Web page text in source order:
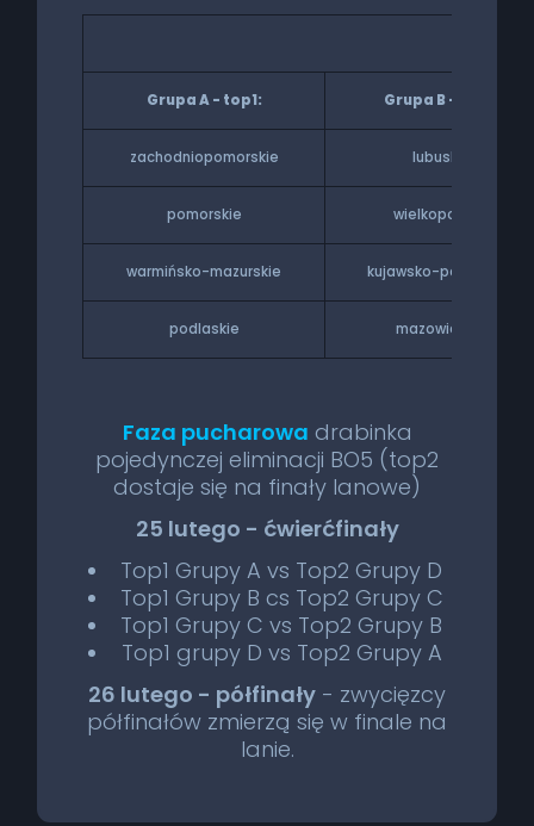
Grupa A - top1: Grupa B - top1:
zachodniopomorskie lubuskie
pomorskie wielkopolskie
warmińsko-mazurskie kujawsko-pomorskie
podlaskie mazowieckie
Faza pucharowa drabinka
pojedynczej eliminacji BO5 (top2
dostaje się na finały lanowe)
25 lutego - ćwierćfinały
Top1 Grupy A vs Top2 Grupy D
Top1 Grupy B cs Top2 Grupy C
Top1 Grupy C vs Top2 Grupy B
Top1 grupy D vs Top2 Grupy A
26 lutego - półfinały - zwycięzcy
półfinałów zmierzą się w finale na
lanie.